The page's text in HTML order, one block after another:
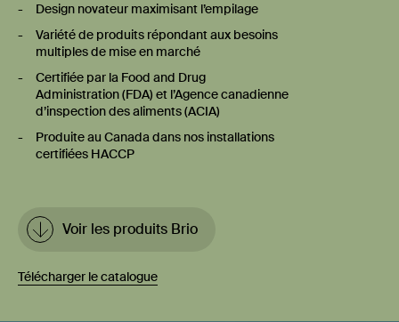
Design novateur maximisant l’empilage
Variété de produits répondant aux besoins
multiples de mise en marché
Certifiée par la Food and Drug
Administration (FDA) et l’Agence canadienne
d’inspection des aliments (ACIA)
Produite au Canada dans nos installations
certifiées HACCP
Voir les produits Brio
Télécharger le catalogue